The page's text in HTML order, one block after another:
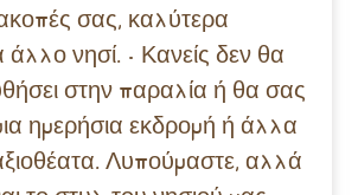
σας, καλύτερα
άλλο νησί. • Κανείς δεν θα
στην παραλία ή θα σας
ημερήσια εκδρομή ή άλλα
Λυπούμαστε, αλλά